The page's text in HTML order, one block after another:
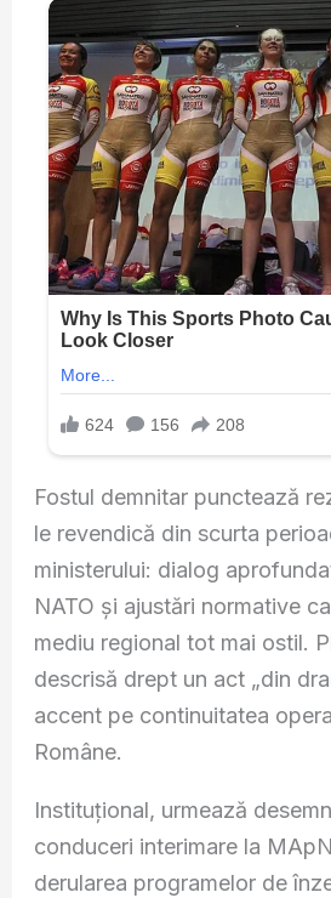
Fostul demnitar punctează
le revendică din scurta
ministerului: dialog
NATO și ajustări normative
mediu regional tot mai ostil.
descrisă drept un act „din
accent pe continuitatea
Române.
Instituțional, urmează
conduceri interimare la
derularea programelor de